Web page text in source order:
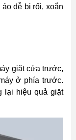
dễ bị rối, xoắn
giặt cửa trước,
ở phía trước.
lại hiệu quả giặt